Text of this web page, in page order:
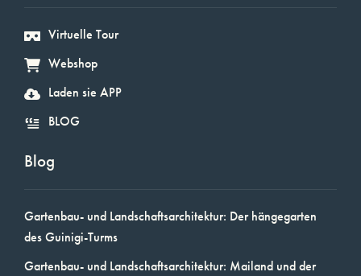
Virtuelle Tour
Webshop
Laden sie APP
BLOG
Blog
Gartenbau- und Landschaftsarchitektur: Der hängegarten
des Guinigi-Turms
Gartenbau- und Landschaftsarchitektur: Mailand und der